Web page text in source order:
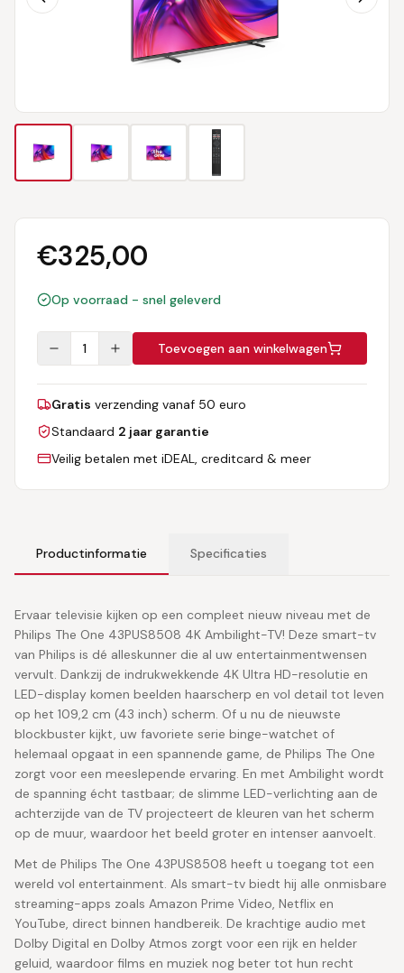
€325,00
Op voorraad - snel geleverd
1 Toevoegen aan winkelwagen
Gratis verzending vanaf 50 euro
Standaard 2 jaar garantie
Veilig betalen met iDEAL, creditcard & meer
Productinformatie Specificaties
Ervaar televisie kijken op een compleet nieuw niveau met de
Philips The One 43PUS8508 4K Ambilight-TV! Deze smart-tv
van Philips is dé alleskunner die al uw entertainmentwensen
vervult. Dankzij de indrukwekkende 4K Ultra HD-resolutie en
LED-display komen beelden haarscherp en vol detail tot leven
op het 109,2 cm (43 inch) scherm. Of u nu de nieuwste
blockbuster kijkt, uw favoriete serie binge-watchet of
helemaal opgaat in een spannende game, de Philips The One
zorgt voor een meeslepende ervaring. En met Ambilight wordt
de spanning écht tastbaar; de slimme LED-verlichting aan de
achterzijde van de TV projecteert de kleuren van het scherm
op de muur, waardoor het beeld groter en intenser aanvoelt.
Met de Philips The One 43PUS8508 heeft u toegang tot een
wereld vol entertainment. Als smart-tv biedt hij alle onmisbare
streaming-apps zoals Amazon Prime Video, Netflix en
YouTube, direct binnen handbereik. De krachtige audio met
Dolby Digital en Dolby Atmos zorgt voor een rijk en helder
geluid, waardoor films en muziek nog beter tot hun recht